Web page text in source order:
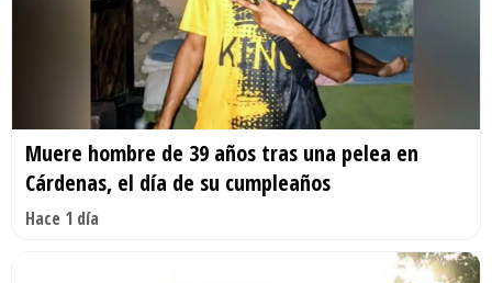
Muere hombre de 39 años tras una pelea en
Cárdenas, el día de su cumpleaños
Hace 1 día